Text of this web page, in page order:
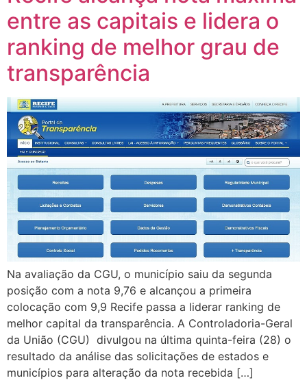
entre as capitais e lidera o
ranking de melhor grau de
transparência
Na avaliação da CGU, o município saiu da segunda
posição com a nota 9,76 e alcançou a primeira
colocação com 9,9 Recife passa a liderar ranking de
melhor capital da transparência. A Controladoria-Geral
da União (CGU) divulgou na última quinta-feira (28) o
resultado da análise das solicitações de estados e
municípios para alteração da nota recebida […]